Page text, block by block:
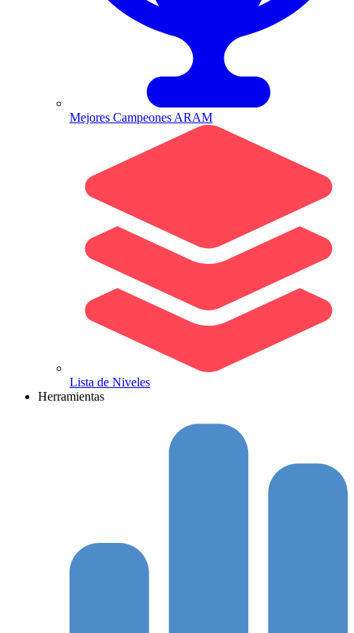
Mejores Campeones ARAM
Lista de Niveles
Herramientas